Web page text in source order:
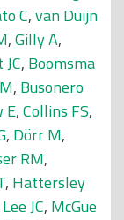
C,van Duijn
,Gilly A,
, Boomsma
, Busonero
E,Collins FS,
, Dörr M,
RM,
, Hattersley
Lee JC, McGue